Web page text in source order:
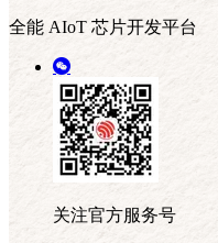
全能 AIoT 芯片开发平台
关注官方服务号